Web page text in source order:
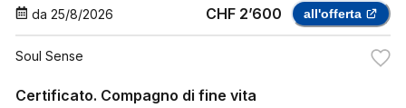
da 25/8/2026 CHF 2’600 all'offerta
Soul Sense
Certificato. Compagno di fine vita